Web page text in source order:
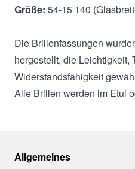
Größe: 54-15 140
Die Brillenfassungen
hergestellt, die Leichtigkeit,
Widerstandsfähigkeit
Alle Brillen werden im Etui
Allgemeines